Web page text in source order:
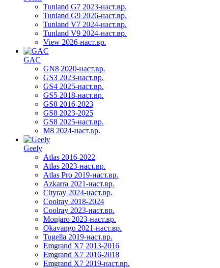
Tunland G7 2023-наст.вр.
Tunland G9 2026-наст.вр.
Tunland V7 2024-наст.вр.
Tunland V9 2024-наст.вр.
View 2026-наст.вр.
GAC
GN8 2020-наст.вр.
GS3 2023-наст.вр.
GS4 2025-наст.вр.
GS5 2018-наст.вр.
GS8 2016-2023
GS8 2023-2025
GS8 2025-наст.вр.
M8 2024-наст.вр.
Geely
Atlas 2016-2022
Atlas 2023-наст.вр.
Atlas Pro 2019-наст.вр.
Azkarra 2021-наст.вр.
Cityray 2024-наст.вр.
Coolray 2018-2024
Coolray 2023-наст.вр.
Monjaro 2023-наст.вр.
Okavango 2021-наст.вр.
Tugella 2019-наст.вр.
Emgrand Х7 2013-2016
Emgrand X7 2016-2018
Emgrand X7 2019-наст.вр.